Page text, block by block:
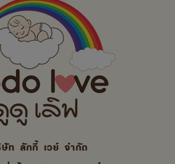
ท ลักกี้ เวย์ จํากัด